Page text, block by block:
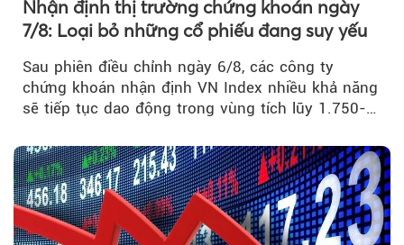
Nhận định thị trường chứng khoán ngày
7/8: Loại bỏ những cổ phiếu đang suy yếu
Sau phiên điều chỉnh ngày 6/8, các công ty
chứng khoán nhận định VN Index nhiều khả năng
sẽ tiếp tục dao động trong vùng tích lũy 1.750-